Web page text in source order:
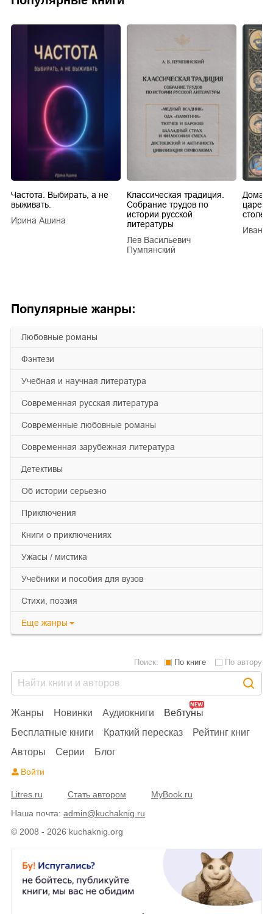
Популярные жанры:
любовные романы
фэнтези
учебная и научная литература
современная русская литература
современные любовные романы
современная зарубежная литература
детективы
об истории серьезно
приключения
книги о приключениях
ужасы / мистика
учебники и пособия для вузов
cтихи, поэзия
Еще жанры
Частота. Выбирать, а не
выживать.
Ирина Ашина
Классическая традиция.
Собрание трудов по
истории русской
литературы
Лев Васильевич
Пумпянский
царей
Иван
© 2008 - 2026 kuchaknig.org
Жанры Новинки Аудиокниги
Вебтуны
Бесплатные книги
Краткий пересказ
Рейтинг книг
Авторы
Серии Блог
Поиск: По книге По автору
Войти
Litres.ru Стать автором
MyBook.ru
Наша почта: admin@kuchaknig.ru